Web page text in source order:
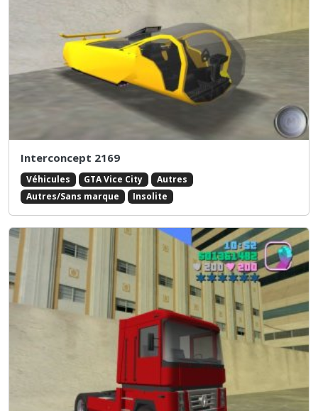
Interconcept 2169
Véhicules GTA Vice City
Autres
Autres/Sans marque
Insolite